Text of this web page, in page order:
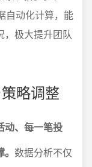
自动化计算，能
，极大提升团队
略调整
动、每一笔投
数据分析不仅